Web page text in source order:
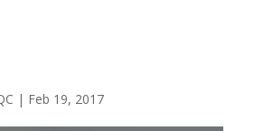
| Feb 19, 2017